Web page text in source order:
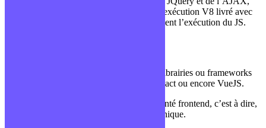
puis plus tard grâce à l’arrivé du moteur d’exécution V8 livré avec
Google Chrome qui a accélérer drastiquement l’exécution du JS.
On a pu voir l’émergence de nombreuses librairies ou frameworks
comme Blackbone, MeteorJS, Angular, React ou encore VueJS.
Cependant, le Javascript a toujours été orienté frontend, c’est à dire,
destiné au développement d’interface graphique.